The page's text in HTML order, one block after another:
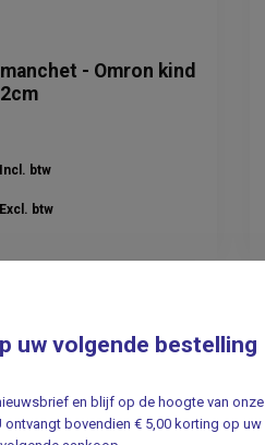
- Omron kind
Incl. btw
Excl. btw
uw volgende bestelling
en blijf op de hoogte van onze
bovendien € 5,00 korting op uw